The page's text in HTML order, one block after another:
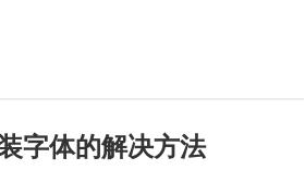
字体的解决方法